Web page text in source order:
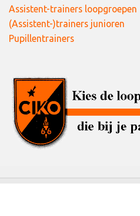
Assistent-trainers loopgroepen
(Assistent-)trainers junioren
Pupillentrainers